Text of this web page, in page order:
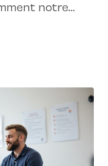
notre